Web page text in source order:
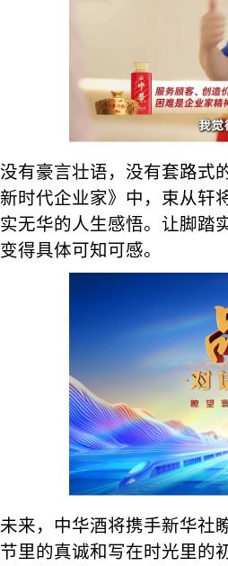
没有豪言壮语，没有套路式
新时代企业家》中，束从轩
实无华的人生感悟。让脚踏
变得具体可知可感。
未来，中华酒将携手新华社
节里的真诚和写在时光里的